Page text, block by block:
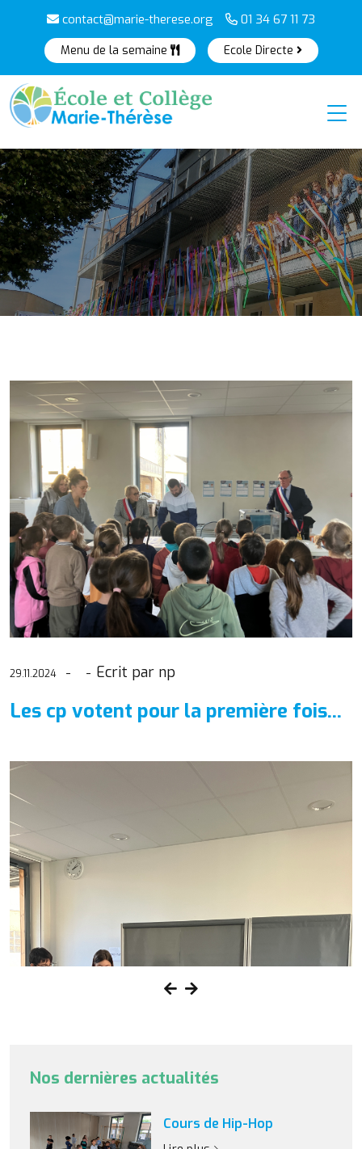
contact@marie-therese.org 01 34 67 11 73
Menu de la semaine Ecole Directe
29.11.2024 Ecrit par np
Les cp votent pour la première fois...
Nos dernières actualités
Cours de Hip-Hop